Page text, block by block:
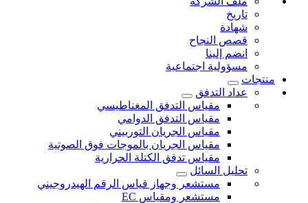
تاريخ
شهادة
قصص النجاح
انضم إلينا
مسؤولية اجتماعية
منتجات
عداد التدفق
مقياس التدفق المغناطيسي
مقياس التدفق الدوامي
مقياس الجريان التوربيني
مقياس الجريان بالموجات فوق الصوتية
مقياس تدفق الكتلة الحرارية
تحليل السائل
مستشعر وجهاز قياس الرقم الهيدروجيني
مستشعر ومقياس EC